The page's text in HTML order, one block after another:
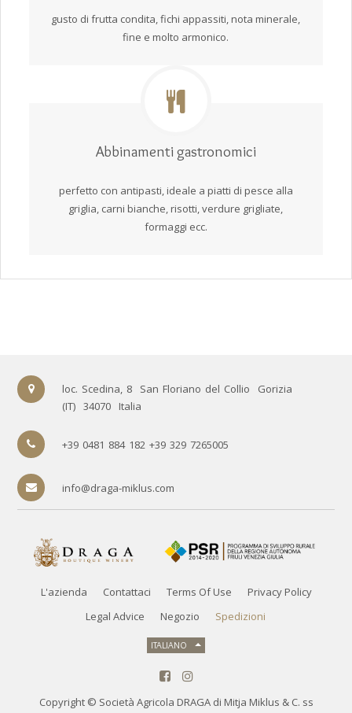
gusto di frutta condita, fichi appassiti, nota minerale,
fine e molto armonico.
Abbinamenti gastronomici
perfetto con antipasti, ideale a piatti di pesce alla
griglia, carni bianche, risotti, verdure grigliate,
formaggi ecc.
loc. Scedina, 8 San Floriano del Collio
Gorizia
(IT) 34070 Italia
+39 0481 884 182 +39 329 7265005
info@draga-miklus.com
L'azienda Contattaci Terms Of Use
Privacy Policy
Legal Advice
Negozio Spedizioni
ITALIANO
Copyright © Società Agricola DRAGA di Mitja Miklus & C. ss